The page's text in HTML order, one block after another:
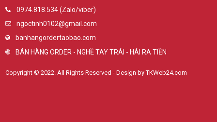
0974.818.534 (Zalo/viber)
ngoctinh0102@gmail.com
banhangordertaobao.com
BÁN HÀNG ORDER - NGHỀ TAY TRÁI - HÁI RA TIỀN
Copyright © 2022. All Rights Reserved - Design by TKWeb24.com